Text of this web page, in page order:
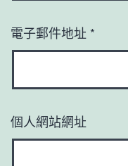
電子郵件地址 *
個人網站網址